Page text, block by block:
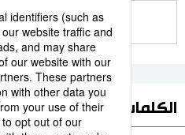
للمزيد
الكلمات الأكثر بحثا